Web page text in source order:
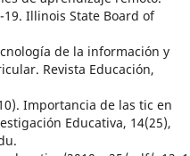
Illinois State Board of
de la información y
Revista Educación,
Importancia de las tic en
Educativa, 14(25),